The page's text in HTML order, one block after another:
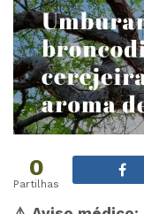
0
Partilhas